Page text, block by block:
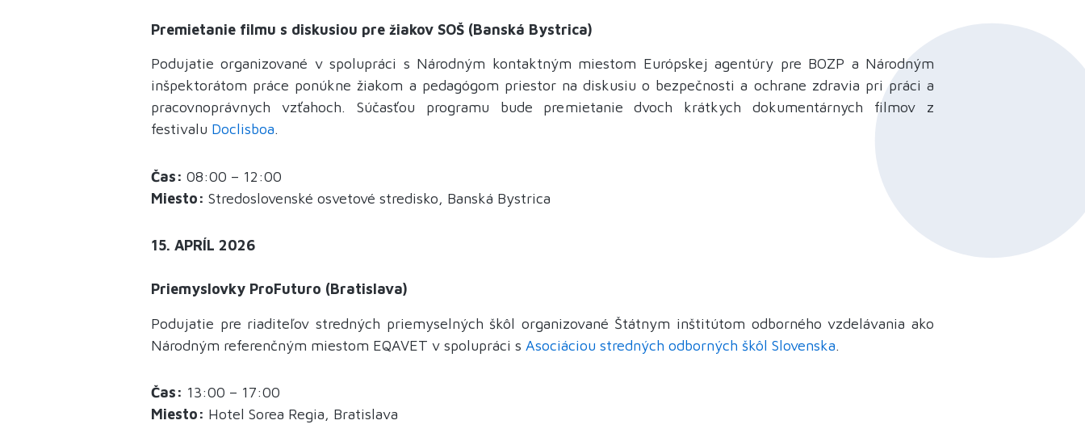
Premietanie filmu s diskusiou pre žiakov SOŠ (Banská Bystrica)
Podujatie organizované v spolupráci s Národným kontaktným miestom Európskej agentúry pre BOZP a Národným
inšpektorátom práce ponúkne žiakom a pedagógom priestor na diskusiu o bezpečnosti a ochrane zdravia pri práci a
pracovnoprávnych vzťahoch. Súčasťou programu bude premietanie dvoch krátkych dokumentárnych filmov z
festivalu Doclisboa.
Čas: 08:00 – 12:00
Miesto: Stredoslovenské osvetové stredisko, Banská Bystrica
15. APRÍL 2026
Priemyslovky ProFuturo (Bratislava)
Podujatie pre riaditeľov stredných priemyselných škôl organizované Štátnym inštitútom odborného vzdelávania ako
Národným referenčným miestom EQAVET v spolupráci s Asociáciou stredných odborných škôl Slovenska.
Čas: 13:00 – 17:00
Miesto: Hotel Sorea Regia, Bratislava